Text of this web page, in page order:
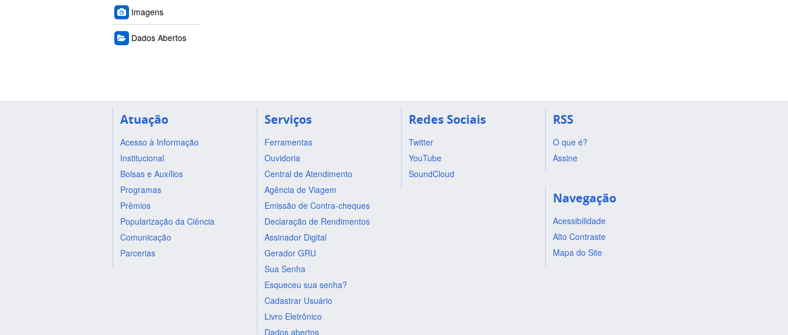
Imagens
Dados Abertos
Atuação
Acesso à Informação
Institucional
Bolsas e Auxílios
Programas
Prêmios
Popularização da Ciência
Comunicação
Parcerias
Serviços
Ferramentas
Ouvidoria
Central de Atendimento
Agência de Viagem
Emissão de Contra-cheques
Declaração de Rendimentos
Assinador Digital
Gerador GRU
Sua Senha
Esqueceu sua senha?
Cadastrar Usuário
Livro Eletrônico
Dados abertos
Redes Sociais
Twitter
YouTube
SoundCloud
RSS
O que é?
Assine
Navegação
Acessibilidade
Alto Contraste
Mapa do Site